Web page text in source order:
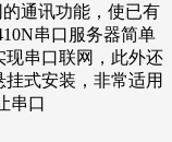
的通讯功能，使已有
串口服务器简单
现串口联网，此外还
式安装，非常适用
串口